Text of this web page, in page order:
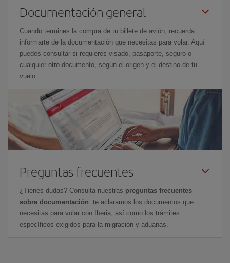
Documentación general
Cuando termines la compra de tu billete de avión, recuerda
informarte de la documentación que necesitas para volar. Aquí
puedes consultar si requieres visado, pasaporte, seguro o
cualquier otro documento, según el origen y el destino de tu
vuelo.
Preguntas frecuentes
¿Tienes dudas? Consulta nuestras preguntas frecuentes
sobre documentación: te aclaramos los documentos que
necesitas para volar con Iberia, así como los trámites
específicos exigidos para la migración y aduanas.